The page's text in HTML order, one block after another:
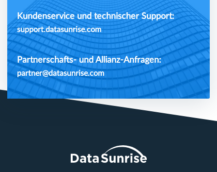
Kundenservice und technischer Support:
support.datasunrise.com
Partnerschafts- und Allianz-Anfragen:
partner@datasunrise.com